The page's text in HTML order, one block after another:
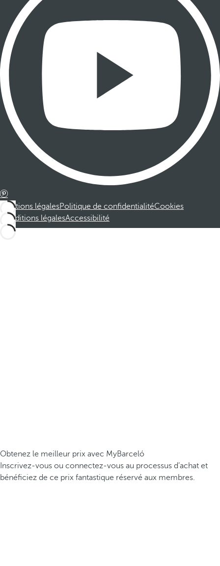
Mentions légalesPolitique de confidentialitéCookies
Conditions légalesAccessibilité
Obtenez le meilleur prix avec MyBarceló
Inscrivez-vous ou connectez-vous au processus d’achat et
bénéficiez de ce prix fantastique réservé aux membres.